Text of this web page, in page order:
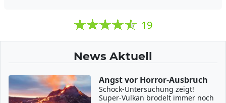
19
News Aktuell
Angst vor Horror-Ausbruch
Schock-Untersuchung zeigt!
Super-Vulkan brodelt immer noch